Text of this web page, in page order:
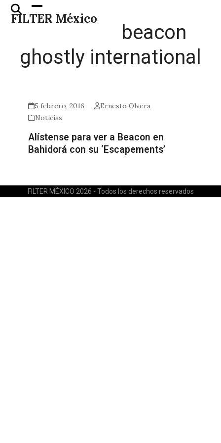
Skip
FILTER México
Open
mobile
Close
mobile
beacon
ghostly international
5 febrero, 2016
Ernesto Olvera
Noticias
Alístense para ver a Beacon en
Bahidorá con su ‘Escapements’
FILTER MÉXICO 2026 - Todos los derechos reservados